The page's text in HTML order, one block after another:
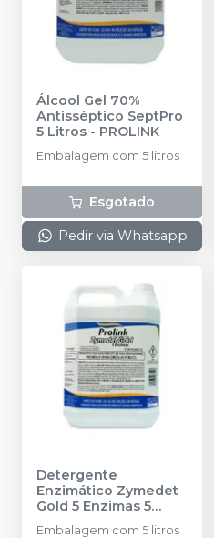
Álcool Gel 70%
Antisséptico SeptPro
5 Litros - PROLINK
Embalagem com 5 litros
Esgotado
Pedir via Whatsapp
Detergente
Enzimático Zymedet
Gold 5 Enzimas 5
litros -
Embalagem com 5 litros